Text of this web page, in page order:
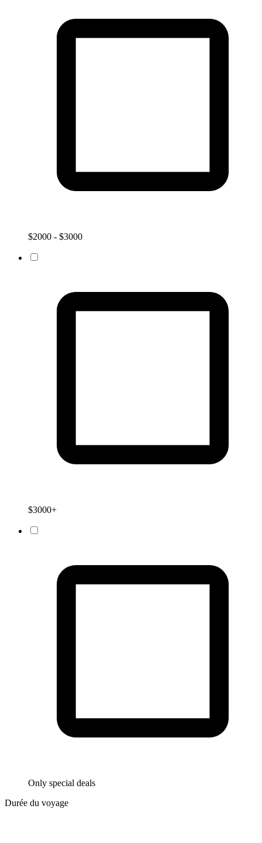
$2000 - $3000
$3000+
Only special deals
Durée du voyage